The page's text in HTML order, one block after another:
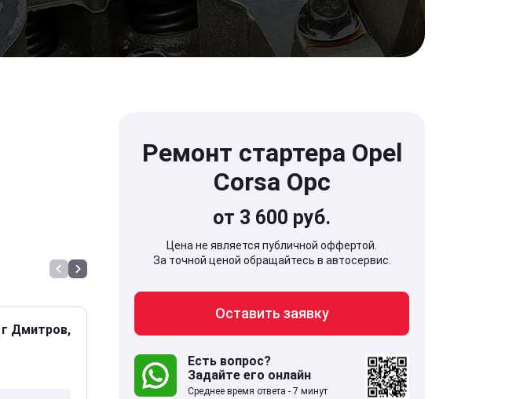
г Дмитров,
141707, Московская обл,
дом 5
Ремонт стартера Opel
Corsa Opc
от 3 600 руб.
Цена не является публичной оффертой.
За точной ценой обращайтесь в автосервис.
Оставить заявку
Есть вопрос?
Задайте его онлайн
Среднее время ответа - 7 минут